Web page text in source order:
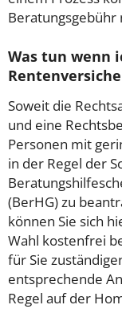
Was tun wenn
Soweit die
und eine
Personen mit
in der Regel der
(BerHG) zu
können Sie sich
Wahl kostenfrei
für Sie
entsprechende
Regel auf der